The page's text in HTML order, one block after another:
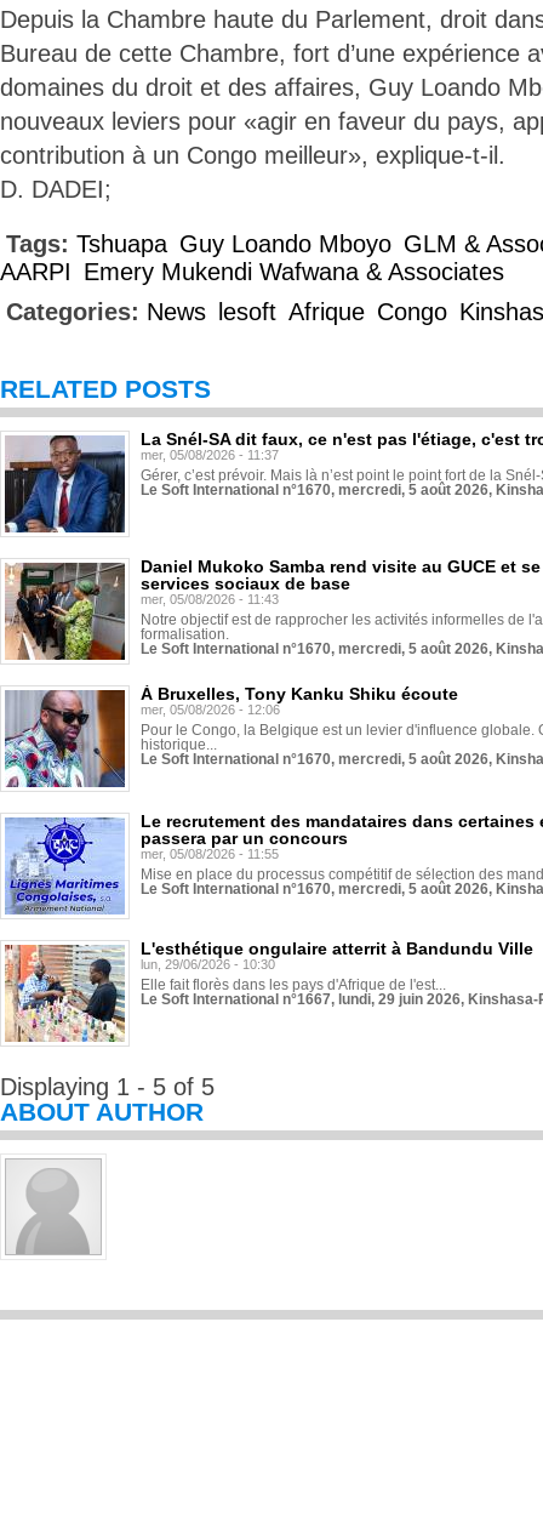
Depuis la Chambre haute du Parlement, droit
Bureau de cette Chambre, fort d’une expérience
domaines du droit et des affaires, Guy Loando
nouveaux leviers pour «agir en faveur du pays,
contribution à un Congo meilleur», explique-t-il.
D. DADEI;
Tags: Tshuapa Guy Loando Mboyo GLM &
AARPI Emery Mukendi Wafwana & Associates
Categories: News lesoft Afrique Congo
RELATED POSTS
La Snél-SA dit faux, ce n'est pas l'étiage, c'est
mer, 05/08/2026 - 11:37
Gérer, c’est prévoir. Mais là n’est point le point fort de la
Le Soft International n°1670, mercredi, 5 août 2026,
Daniel Mukoko Samba rend visite au GUCE et
services sociaux de base
mer, 05/08/2026 - 11:43
Notre objectif est de rapprocher les activités informelles de
formalisation.
Le Soft International n°1670, mercredi, 5 août 2026,
À Bruxelles, Tony Kanku Shiku écoute
mer, 05/08/2026 - 12:06
Pour le Congo, la Belgique est un levier d'influence globale.
historique...
Le Soft International n°1670, mercredi, 5 août 2026,
Le recrutement des mandataires dans
passera par un concours
mer, 05/08/2026 - 11:55
Mise en place du processus compétitif de sélection des
Le Soft International n°1670, mercredi, 5 août 2026,
L'esthétique ongulaire atterrit à Bandundu Ville
lun, 29/06/2026 - 10:30
Elle fait florès dans les pays d'Afrique de l'est...
Le Soft International n°1667, lundi, 29 juin 2026,
Displaying 1 - 5 of 5
ABOUT AUTHOR